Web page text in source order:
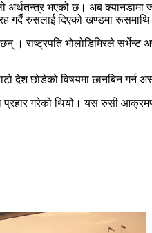
अर्थतन्त्र भएको छ। अब
गर्दै रुसलाई दिएको खण्डमा
भोलोडिमिरले सर्भेन्ट
छोडेको विषयमा छानबिन गर्न
प्रहार गरेको थियो। यस रुसी